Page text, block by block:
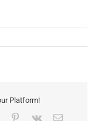
Platform!
Tumblr Pinterest
Vk Email